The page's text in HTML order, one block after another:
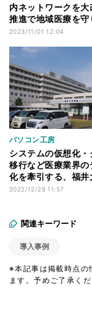
内ネットワークを
推進で地域医療を守
「済生会兵庫県病院
2023/11/01 12:04
パソコン工房
システムの仮想化・
移行など医療業界の
化を牽引する、福井
部附属病院 - 超小型
2022/12/26 11:57
関連キーワード
導入事例
※本記事は掲載時点の
ます。予めご了承くだ